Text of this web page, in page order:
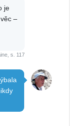
je
–
s. 117